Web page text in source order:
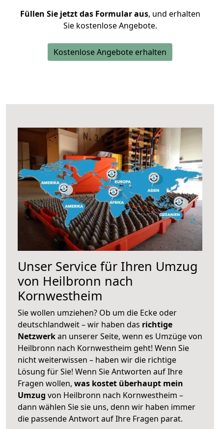
Füllen Sie jetzt das Formular aus, und erhalten
Sie kostenlose Angebote.
Kostenlose Angebote erhalten
Unser Service für Ihren Umzug
von Heilbronn nach
Kornwestheim
Sie wollen umziehen? Ob um die Ecke oder
deutschlandweit – wir haben das richtige
Netzwerkan unserer Seite, wenn es Umzüge von
Heilbronn nach Kornwestheim geht! Wenn Sie
nicht weiterwissen – haben wir die richtige
Lösung für Sie! Wenn Sie Antworten auf Ihre
Fragen wollen, was kostet überhaupt mein
Umzug von Heilbronn nach Kornwestheim –
dann wählen Sie sie uns, denn wir haben immer
die passende Antwort auf Ihre Fragen parat.